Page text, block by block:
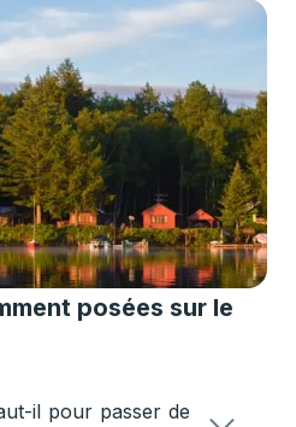
posées sur le
il pour passer de